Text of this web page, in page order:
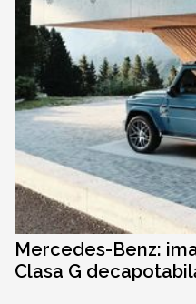
Mercedes-Benz:
Clasa G